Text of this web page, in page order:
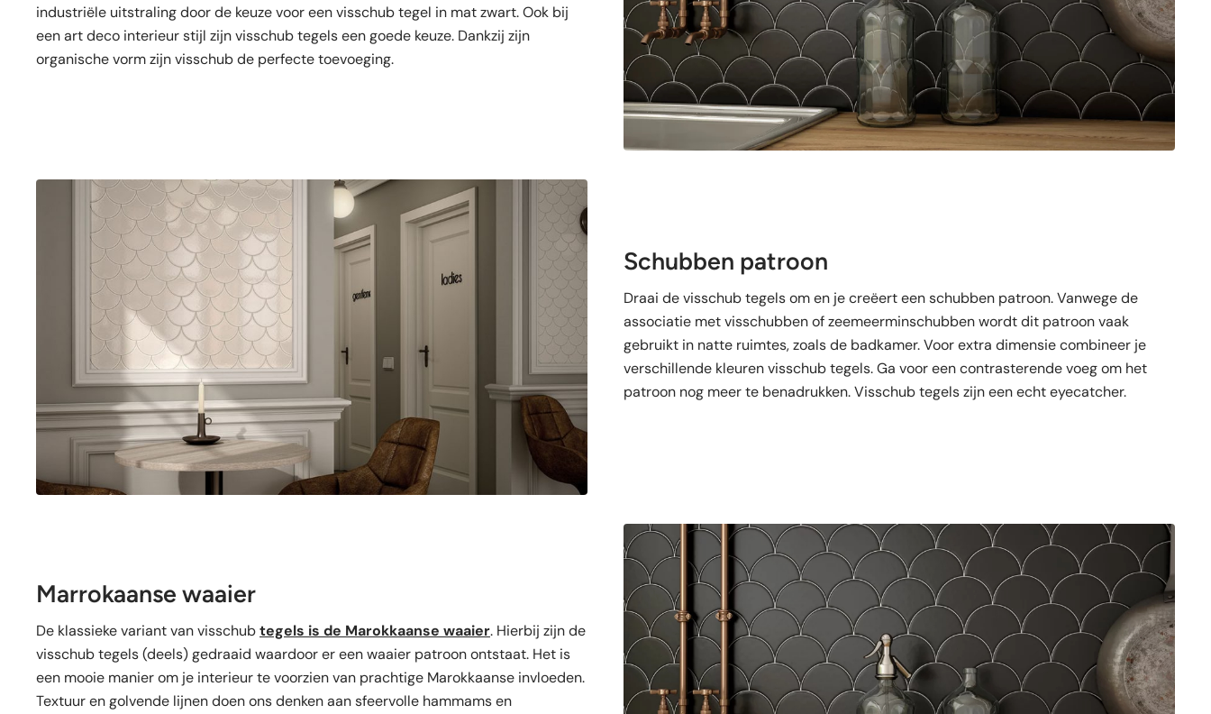
industriële uitstraling door de keuze voor een visschub tegel in mat zwart. Ook bij
een art deco interieur stijl zijn visschub tegels een goede keuze. Dankzij zijn
organische vorm zijn visschub de perfecte toevoeging.
Schubben patroon
Draai de visschub tegels om en je creëert een schubben patroon. Vanwege de
associatie met visschubben of zeemeerminschubben wordt dit patroon vaak
gebruikt in natte ruimtes, zoals de badkamer. Voor extra dimensie combineer je
verschillende kleuren visschub tegels. Ga voor een contrasterende voeg om het
patroon nog meer te benadrukken. Visschub tegels zijn een echt eyecatcher.
Marrokaanse waaier
De klassieke variant van visschubtegels is de Marokkaanse waaier. Hierbij zijn de
visschub tegels (deels) gedraaid waardoor er een waaier patroon ontstaat. Het is
een mooie manier om je interieur te voorzien van prachtige Marokkaanse invloeden.
Textuur en golvende lijnen doen ons denken aan sfeervolle hammams en